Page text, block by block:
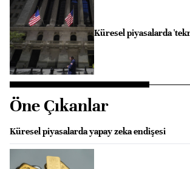
Küresel piyasalarda
Öne Çıkanlar
Küresel piyasalarda yapay zeka endişesi